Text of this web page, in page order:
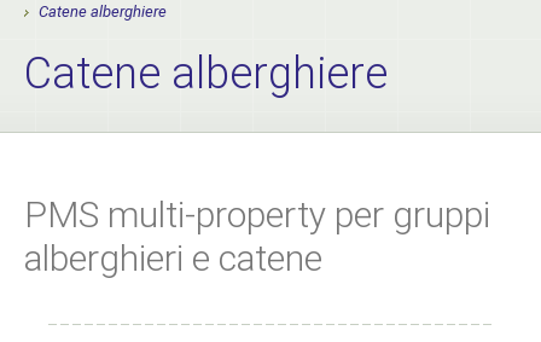
Catene alberghiere
Catene alberghiere
PMS multi-property per gruppi
alberghieri e catene